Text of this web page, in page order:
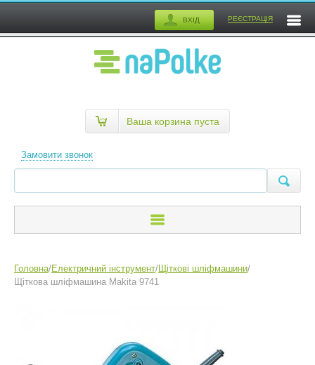
ВХІД РЕЄСТРАЦІЯ
Замовити звонок
Ваша корзина пуста
Головна/Електричний інструмент/Щіткові шліфмашини/
Щіткова шліфмашина Makita 9741